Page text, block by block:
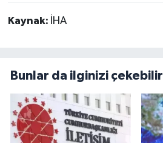
Kaynak: İHA
Bunlar da ilginizi çekebilir